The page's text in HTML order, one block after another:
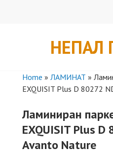
НЕПАЛ
Home » ЛАМИНАТ »
EXQUISIT Plus D 80272
Ламиниран
EXQUISIT Plus
Avanto Nature